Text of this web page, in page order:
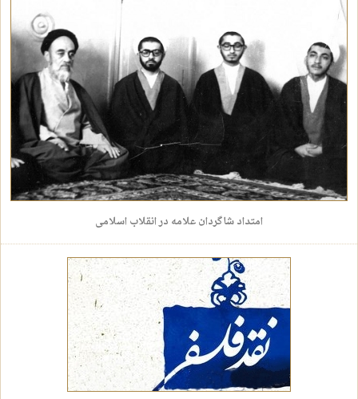
امتداد شاگردان علامه در انقلاب اسلامی